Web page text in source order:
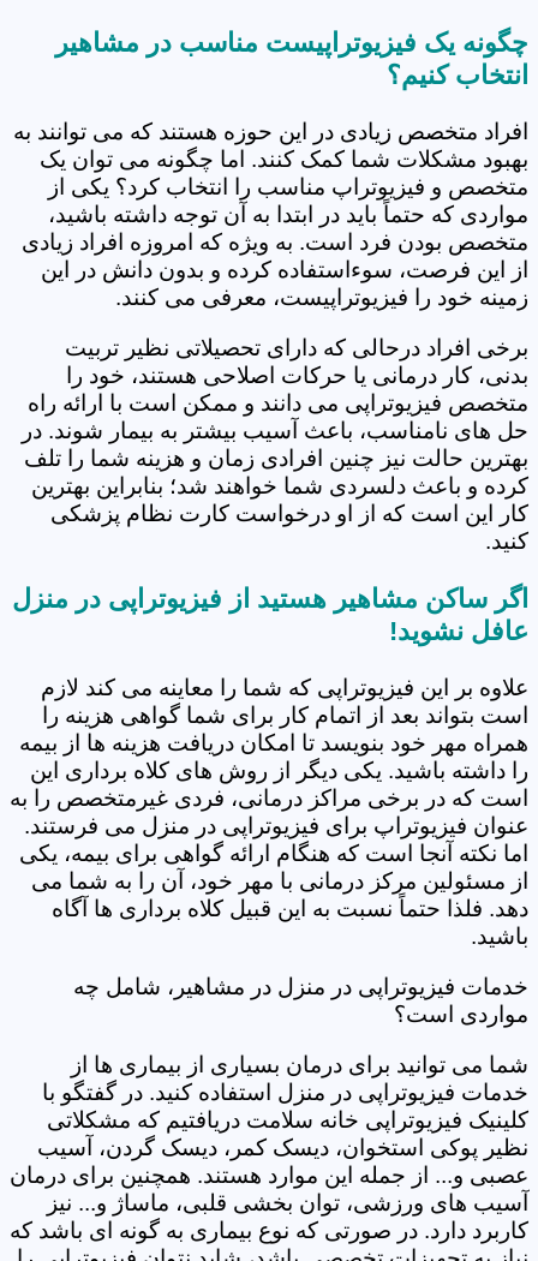
چگونه یک فیزیوتراپیست مناسب در مشاهیر
انتخاب کنیم؟
افراد متخصص زیادی در این حوزه هستند که می توانند به
بهبود مشکلات شما کمک کنند. اما چگونه می توان یک
متخصص و فیزیوتراپ مناسب را انتخاب کرد؟ یکی از
مواردی که حتماً باید در ابتدا به آن توجه داشته باشید،
متخصص بودن فرد است. به ویژه که امروزه افراد زیادی
از این فرصت، سوءاستفاده کرده و بدون دانش در این
زمینه خود را فیزیوتراپیست، معرفی می کنند.
برخی افراد درحالی که دارای تحصیلاتی نظیر تربیت
بدنی، کار درمانی یا حرکات اصلاحی هستند، خود را
متخصص فیزیوتراپی می دانند و ممکن است با ارائه راه
حل های نامناسب، باعث آسیب بیشتر به بیمار شوند. در
بهترین حالت نیز چنین افرادی زمان و هزینه شما را تلف
کرده و باعث دلسردی شما خواهند شد؛ بنابراین بهترین
کار این است که از او درخواست کارت نظام پزشکی
کنید.
اگر ساکن مشاهیر هستید از فیزیوتراپی در منزل
عافل نشوید!
علاوه بر این فیزیوتراپی که شما را معاینه می کند لازم
است بتواند بعد از اتمام کار برای شما گواهی هزینه را
همراه مهر خود بنویسد تا امکان دریافت هزینه ها از بیمه
را داشته باشید. یکی دیگر از روش های کلاه برداری این
است که در برخی مراکز درمانی، فردی غیرمتخصص را به
عنوان فیزیوتراپ برای فیزیوتراپی در منزل می فرستند.
اما نکته آنجا است که هنگام ارائه گواهی برای بیمه، یکی
از مسئولین مرکز درمانی با مهر خود، آن را به شما می
دهد. فلذا حتماً نسبت به این قبیل کلاه برداری ها آگاه
باشید.
خدمات فیزیوتراپی در منزل در مشاهیر، شامل چه
مواردی است؟
شما می توانید برای درمان بسیاری از بیماری ها از
خدمات فیزیوتراپی در منزل استفاده کنید. در گفتگو با
کلینیک فیزیوتراپی خانه سلامت دریافتیم که مشکلاتی
نظیر پوکی استخوان، دیسک کمر، دیسک گردن، آسیب
عصبی و... از جمله این موارد هستند. همچنین برای درمان
آسیب های ورزشی، توان بخشی قلبی، ماساژ و... نیز
کاربرد دارد. در صورتی که نوع بیماری به گونه ای باشد که